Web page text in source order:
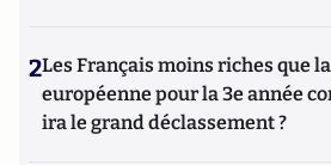
2Les Français moins riches que
européenne pour la 3e année
ira le grand déclassement ?